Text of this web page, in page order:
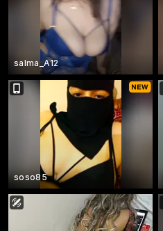
salma_A12
soso85